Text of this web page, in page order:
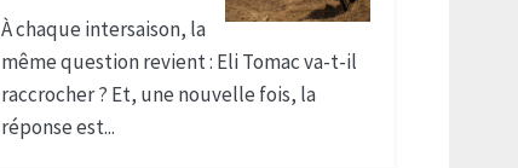
À chaque intersaison, la
même question revient : Eli Tomac va-t-il
raccrocher ? Et, une nouvelle fois, la
réponse est...